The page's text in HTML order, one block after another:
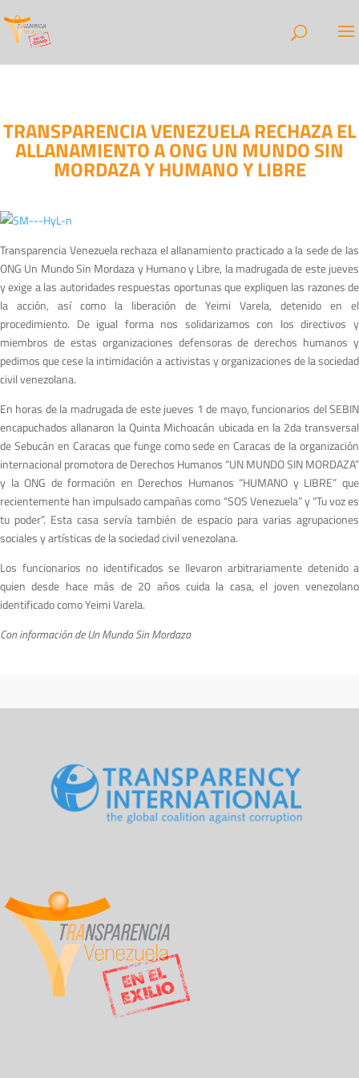
TRANSPARENCIA VENEZUELA RECHAZA EL
ALLANAMIENTO A ONG UN MUNDO SIN
MORDAZA Y HUMANO Y LIBRE
Transparencia Venezuela rechaza el allanamiento practicado a la sede de las
ONG Un Mundo Sin Mordaza y Humano y Libre, la madrugada de este jueves
y exige a las autoridades respuestas oportunas que expliquen las razones de
la acción, así como la liberación de Yeimi Varela, detenido en el
procedimiento. De igual forma nos solidarizamos con los directivos y
miembros de estas organizaciones defensoras de derechos humanos y
pedimos que cese la intimidación a activistas y organizaciones de la sociedad
civil venezolana.
En horas de la madrugada de este jueves 1 de mayo, funcionarios del SEBIN
encapuchados allanaron la Quinta Michoacán ubicada en la 2da transversal
de Sebucán en Caracas que funge como sede en Caracas de la organización
internacional promotora de Derechos Humanos “UN MUNDO SIN MORDAZA”
y la ONG de formación en Derechos Humanos “HUMANO y LIBRE” que
recientemente han impulsado campañas como “SOS Venezuela” y “Tu voz es
tu poder”. Esta casa servía también de espacio para varias agrupaciones
sociales y artísticas de la sociedad civil venezolana.
Los funcionarios no identificados se llevaron arbitrariamente detenido a
quien desde hace más de 20 años cuida la casa, el joven venezolano
identificado como Yeimi Varela.
Con información de Un Mundo Sin Mordaza